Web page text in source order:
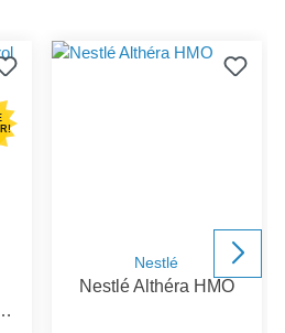
Nestlé
Nestlé Althéra HMO